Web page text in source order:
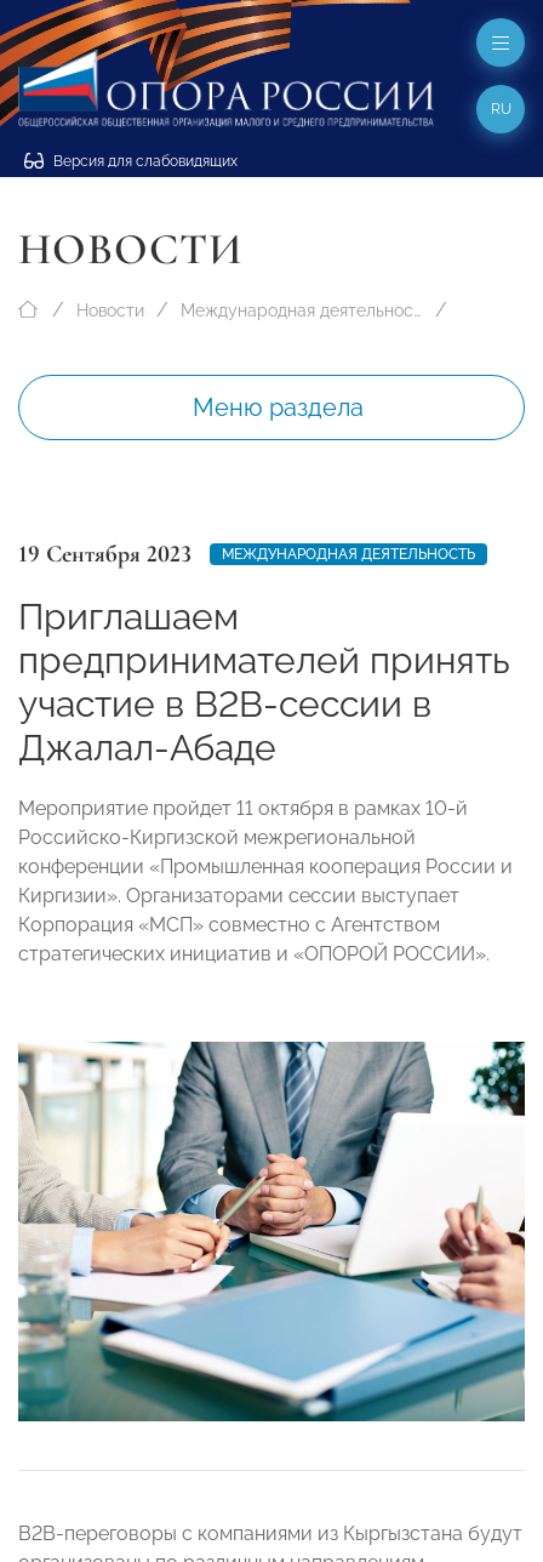
Версия для слабовидящих
RU
НОВОСТИ
Новости Международная деятельность
Меню раздела
19 Сентября 2023 МЕЖДУНАРОДНАЯ ДЕЯТЕЛЬНОСТЬ
Приглашаем
предпринимателей принять
участие в B2B-сессии в
Джалал-Абаде
Мероприятие пройдет 11 октября в рамках 10-й
Российско-Киргизской межрегиональной
конференции «Промышленная кооперация России и
Киргизии». Организаторами сессии выступает
Корпорация «МСП» совместно с Агентством
стратегических инициатив и «ОПОРОЙ РОССИИ».
B2B-переговоры с компаниями из Кыргызстана будут